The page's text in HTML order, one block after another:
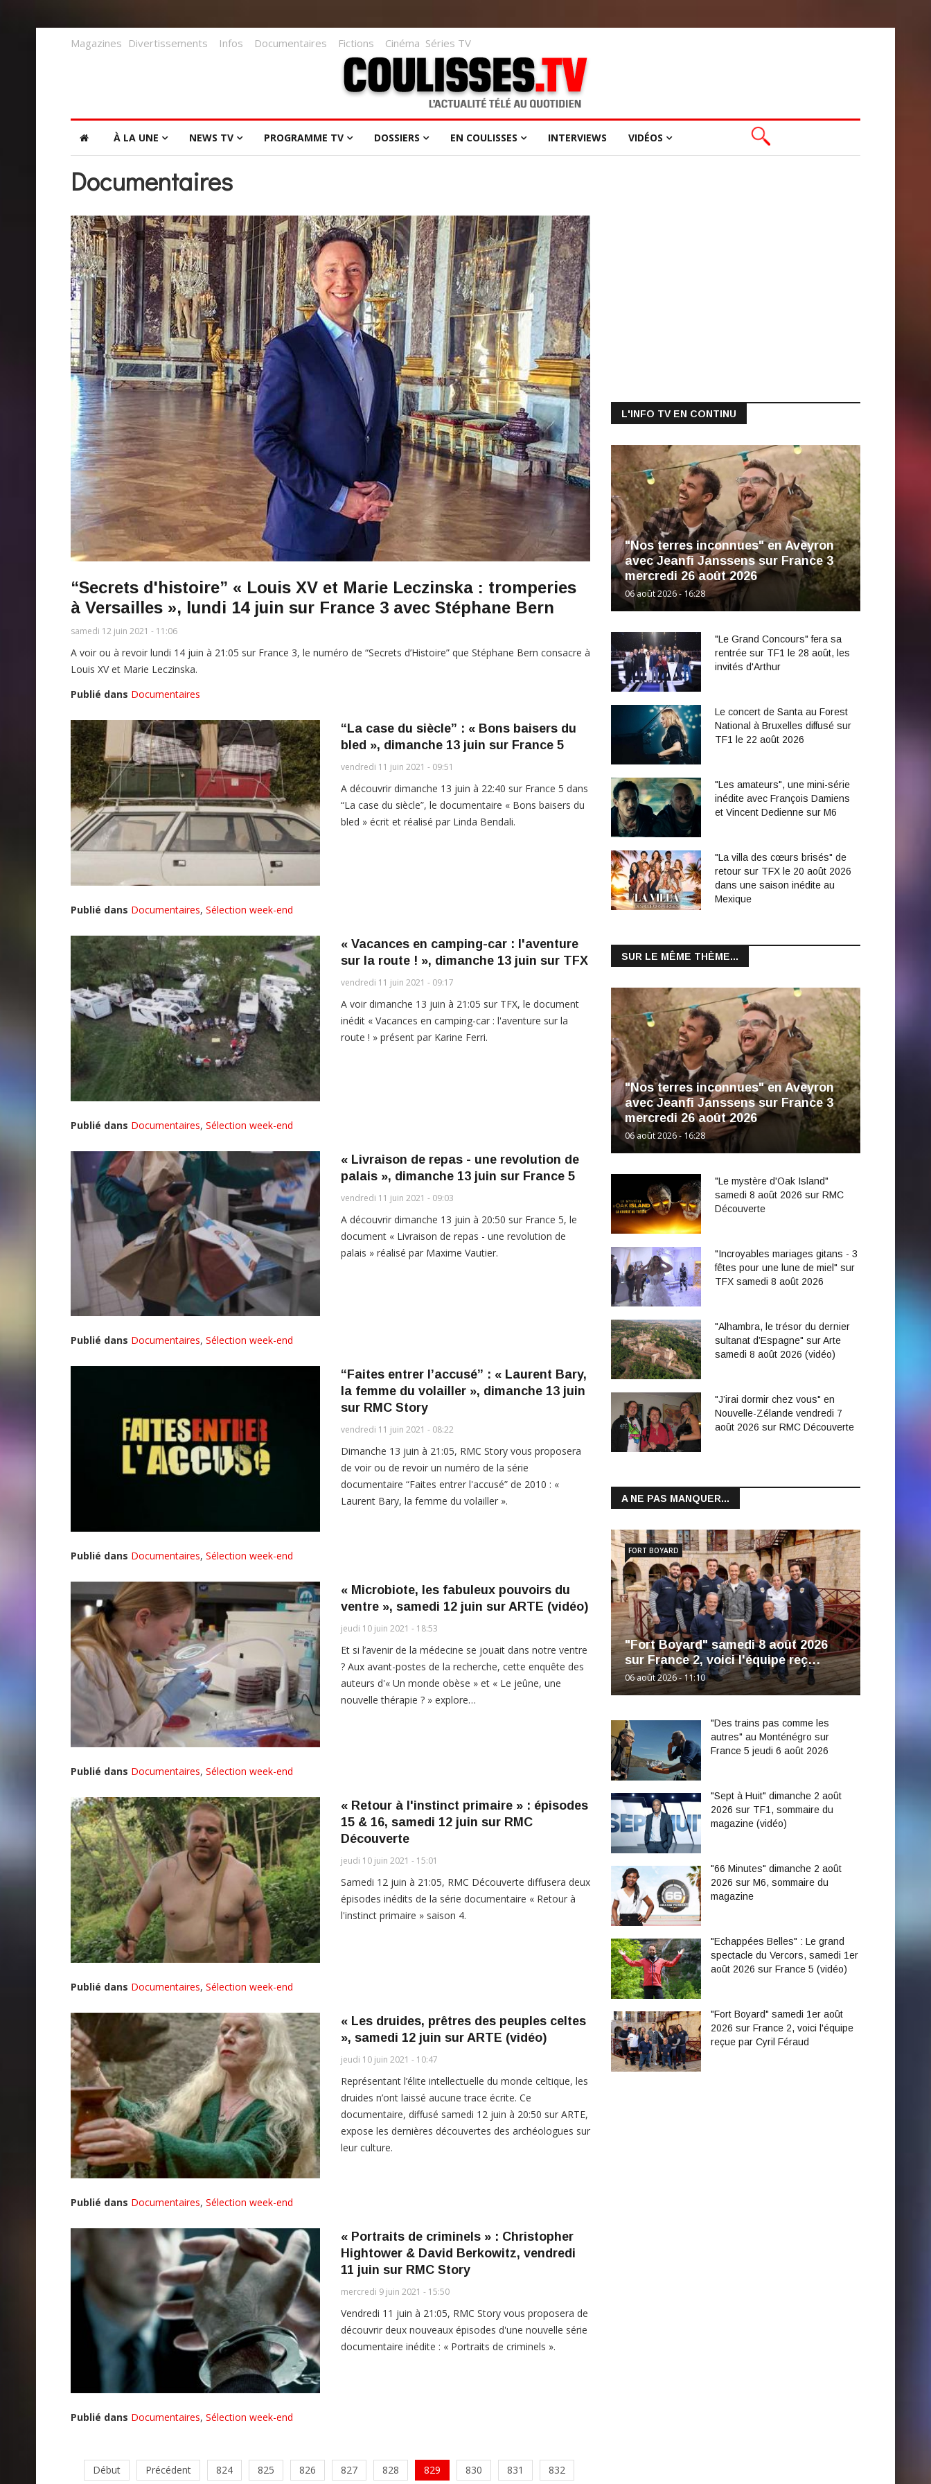
Magazines Divertissements Infos Documentaires Fictions Cinéma Séries TV
À LA UNE NEWS TV PROGRAMME TV DOSSIERS EN COULISSES INTERVIEWS VIDÉOS
Documentaires
“Secrets d'histoire” « Louis XV et Marie Leczinska : tromperies
à Versailles », lundi 14 juin sur France 3 avec Stéphane Bern
samedi 12 juin 2021 - 11:06
A voir ou à revoir lundi 14 juin à 21:05 sur France 3, le numéro de “Secrets d’Histoire” que Stéphane Bern consacre à
Louis XV et Marie Leczinska.
Publié dans Documentaires
“La case du siècle” : « Bons baisers du
bled », dimanche 13 juin sur France 5
vendredi 11 juin 2021 - 09:51
A découvrir dimanche 13 juin à 22:40 sur France 5 dans
“La case du siècle”, le documentaire « Bons baisers du
bled » écrit et réalisé par Linda Bendali.
Publié dans Documentaires, Sélection week-end
« Vacances en camping-car : l'aventure
sur la route ! », dimanche 13 juin sur TFX
vendredi 11 juin 2021 - 09:17
A voir dimanche 13 juin à 21:05 sur TFX, le document
inédit « Vacances en camping-car : l'aventure sur la
route ! » présent par Karine Ferri.
Publié dans Documentaires, Sélection week-end
« Livraison de repas - une revolution de
palais », dimanche 13 juin sur France 5
vendredi 11 juin 2021 - 09:03
A découvrir dimanche 13 juin à 20:50 sur France 5, le
document « Livraison de repas - une revolution de
palais » réalisé par Maxime Vautier.
Publié dans Documentaires, Sélection week-end
“Faites entrer l’accusé” : « Laurent Bary,
la femme du volailler », dimanche 13 juin
sur RMC Story
vendredi 11 juin 2021 - 08:22
Dimanche 13 juin à 21:05, RMC Story vous proposera
de voir ou de revoir un numéro de la série
documentaire “Faites entrer l'accusé” de 2010 : «
Laurent Bary, la femme du volailler ».
Publié dans Documentaires, Sélection week-end
« Microbiote, les fabuleux pouvoirs du
ventre », samedi 12 juin sur ARTE (vidéo)
jeudi 10 juin 2021 - 18:53
Et si l’avenir de la médecine se jouait dans notre ventre
? Aux avant-postes de la recherche, cette enquête des
auteurs d'« Un monde obèse » et « Le jeûne, une
nouvelle thérapie ? » explore…
Publié dans Documentaires, Sélection week-end
« Retour à l'instinct primaire » : épisodes
15 & 16, samedi 12 juin sur RMC
Découverte
jeudi 10 juin 2021 - 15:01
Samedi 12 juin à 21:05, RMC Découverte diffusera deux
épisodes inédits de la série documentaire « Retour à
l'instinct primaire » saison 4.
Publié dans Documentaires, Sélection week-end
« Les druides, prêtres des peuples celtes
», samedi 12 juin sur ARTE (vidéo)
jeudi 10 juin 2021 - 10:47
Représentant l’élite intellectuelle du monde celtique, les
druides n’ont laissé aucune trace écrite. Ce
documentaire, diffusé samedi 12 juin à 20:50 sur ARTE,
expose les dernières découvertes des archéologues sur
leur culture.
Publié dans Documentaires, Sélection week-end
« Portraits de criminels » : Christopher
Hightower & David Berkowitz, vendredi
11 juin sur RMC Story
mercredi 9 juin 2021 - 15:50
Vendredi 11 juin à 21:05, RMC Story vous proposera de
découvrir deux nouveaux épisodes d'une nouvelle série
documentaire inédite : « Portraits de criminels ».
Publié dans Documentaires, Sélection week-end
Début Précédent 824 825 826 827 828 829 830 831 832
L'INFO TV EN CONTINU
"Nos terres inconnues" en Aveyron
avec Jeanfi Janssens sur France 3
mercredi 26 août 2026
06 août 2026 - 16:28
"Le Grand Concours" fera sa
rentrée sur TF1 le 28 août, les
invités d'Arthur
Le concert de Santa au Forest
National à Bruxelles diffusé sur
TF1 le 22 août 2026
"Les amateurs", une mini-série
inédite avec François Damiens
et Vincent Dedienne sur M6
"La villa des cœurs brisés" de
retour sur TFX le 20 août 2026
dans une saison inédite au
Mexique
SUR LE MÊME THÈME...
"Nos terres inconnues" en Aveyron
avec Jeanfi Janssens sur France 3
mercredi 26 août 2026
06 août 2026 - 16:28
"Le mystère d'Oak Island"
samedi 8 août 2026 sur RMC
Découverte
"Incroyables mariages gitans - 3
fêtes pour une lune de miel" sur
TFX samedi 8 août 2026
"Alhambra, le trésor du dernier
sultanat d’Espagne" sur Arte
samedi 8 août 2026 (vidéo)
"J’irai dormir chez vous" en
Nouvelle-Zélande vendredi 7
août 2026 sur RMC Découverte
A NE PAS MANQUER...
"Fort Boyard" samedi 8 août 2026
sur France 2, voici l'équipe reç…
06 août 2026 - 11:10
FORT BOYARD
"Des trains pas comme les
autres" au Monténégro sur
France 5 jeudi 6 août 2026
"Sept à Huit" dimanche 2 août
2026 sur TF1, sommaire du
magazine (vidéo)
"66 Minutes" dimanche 2 août
2026 sur M6, sommaire du
magazine
"Echappées Belles" : Le grand
spectacle du Vercors, samedi 1er
août 2026 sur France 5 (vidéo)
"Fort Boyard" samedi 1er août
2026 sur France 2, voici l'équipe
reçue par Cyril Féraud